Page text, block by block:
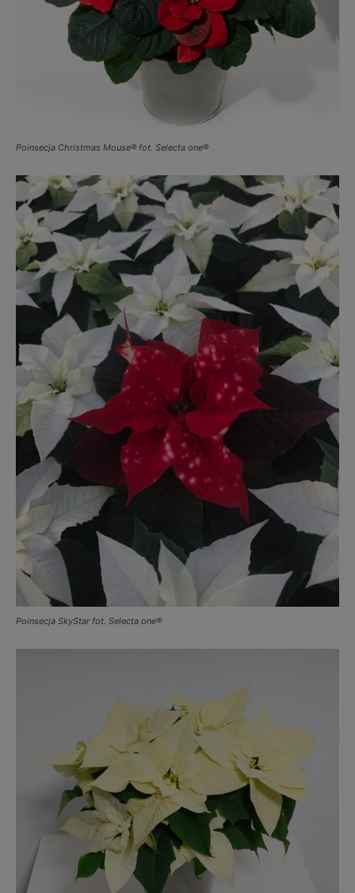
Poinsecja Christmas Mouse® fot. Selecta one®
Poinsecja SkyStar fot. Selecta one®